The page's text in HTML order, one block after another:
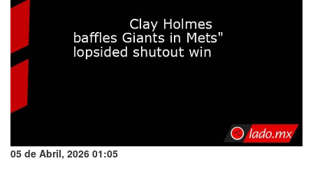
05 de Abril, 2026 01:05